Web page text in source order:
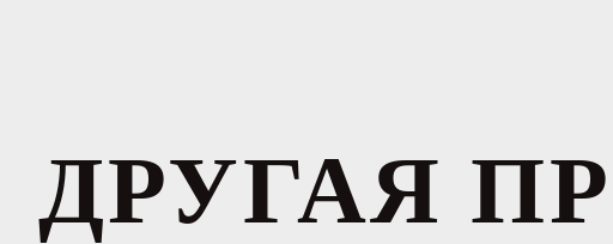
ДРУГАЯ